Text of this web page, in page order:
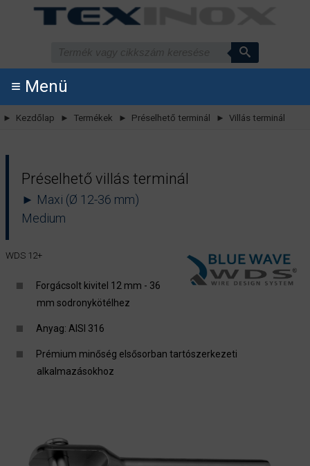
≡ Menü
► Kezdőlap ► Termékek ► Préselhető terminál ► Villás terminál
Préselhető villás terminál
► Maxi (Ø 12-36 mm)
Medium
WDS 12+
Forgácsolt kivitel 12 mm - 36
mm sodronykötélhez
Anyag: AISI 316
Prémium minőség elsősorban tartószerkezeti
alkalmazásokhoz